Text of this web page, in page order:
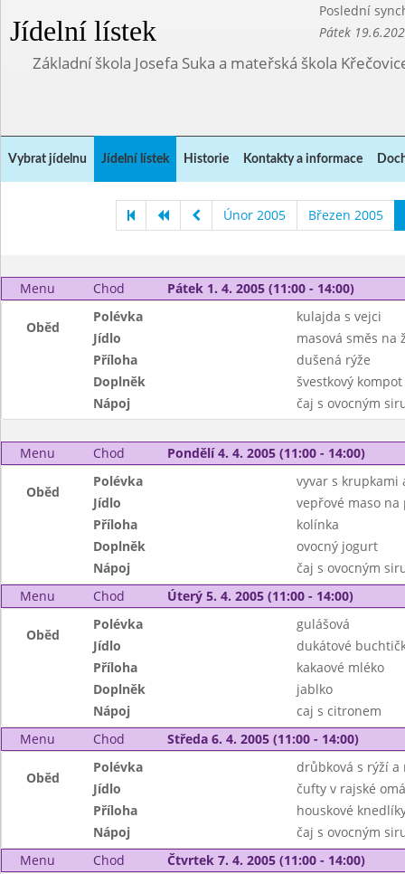
Jídelní lístek
Poslední
Pátek
Základní škola Josefa Suka a mateřská škola
Vybrat jídelnu Jídelní lístek Historie Kontakty a informace
Únor 2005 Březen 2005
Menu Chod Pátek 1. 4. 2005 (11:00 - 14:00)
Oběd
Polévka
kulajda s vejci
Jídlo
masová směs na
Příloha
dušená rýže
Doplněk
švestkový kompot
Nápoj
čaj s ovocným
Menu Chod Pondělí 4. 4. 2005 (11:00 - 14:00)
Oběd
Polévka
vyvar s krupkami
Jídlo
vepřové maso na
Příloha
kolínka
Doplněk
ovocný jogurt
Nápoj
čaj s ovocným
Menu
Chod Úterý 5. 4. 2005 (11:00 - 14:00)
Oběd
Polévka
gulášová
Jídlo
dukátové
Příloha
kakaové mléko
Doplněk
jablko
Nápoj
caj s citronem
Menu
Chod Středa 6. 4. 2005 (11:00 - 14:00)
Oběd
Polévka
drůbková s rýží a
Jídlo
čufty v rajské
Příloha
houskové
Nápoj
čaj s ovocným
Menu
Chod Čtvrtek 7. 4. 2005 (11:00 - 14:00)